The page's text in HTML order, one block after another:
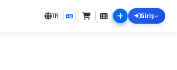
TR Giriş